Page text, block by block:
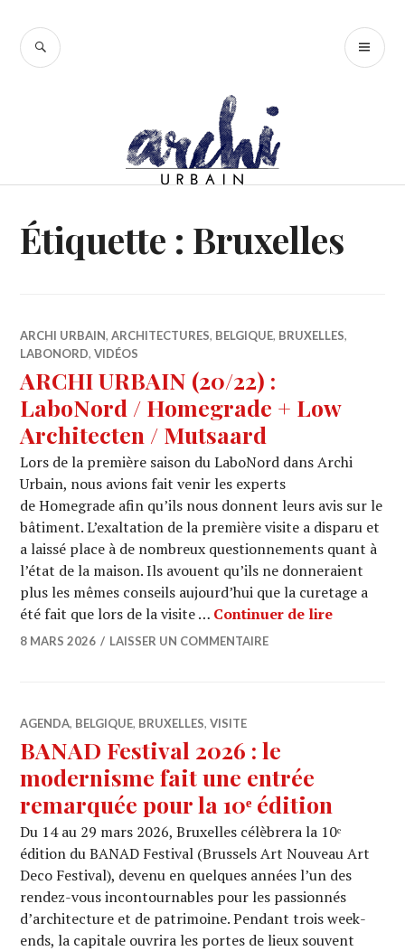
contenu
RECHERCHE
Étiquette : Bruxelles
ARCHI URBAIN,ARCHITECTURES, BELGIQUE, BRUXELLES,
LABONORD,VIDÉOS
ARCHI URBAIN (20/22) :
LaboNord / Homegrade + Low
Architecten / Mutsaard
Lors de la première saison du LaboNord dans Archi
Urbain, nous avions fait venir les experts
de Homegrade afin qu’ils nous donnent leurs avis sur le
bâtiment. L’exaltation de la première visite a disparu et
a laissé place à de nombreux questionnements quant à
l’état de la maison. Ils avouent qu’ils ne donneraient
plus les mêmes conseils aujourd’hui que la curetage a
été fait que lors de la visite … Continuer de lireARCHI
8 MARS 2026 LAISSER UN COMMENTAIRE
AGENDA, BELGIQUE, BRUXELLES,VISITE
BANAD Festival 2026 : le
modernisme fait une entrée
remarquée pour la 10ᵉ édition
Du 14 au 29 mars 2026, Bruxelles célèbrera la 10ᵉ
édition du BANAD Festival (Brussels Art Nouveau Art
Deco Festival), devenu en quelques années l’un des
rendez-vous incontournables pour les passionnés
d’architecture et de patrimoine. Pendant trois week-
ends, la capitale ouvrira les portes de lieux souvent